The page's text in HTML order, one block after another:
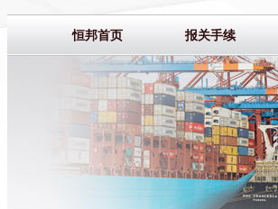
恒邦首页 报关手续